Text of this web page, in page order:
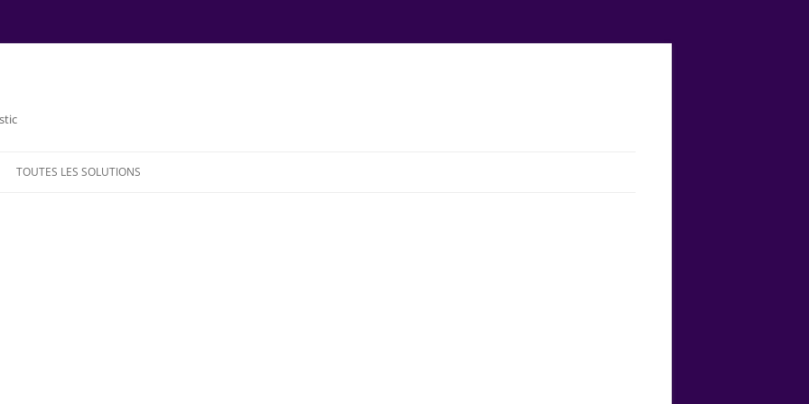
TOUTES LES SOLUTIONS